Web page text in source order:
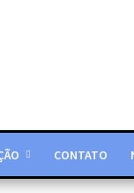
CONTATO